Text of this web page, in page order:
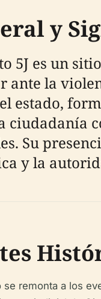
y
5J es un
ante la
estado,
ciudadanía
Su
y la
remonta a los